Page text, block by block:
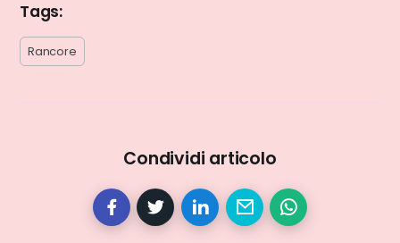
Tags:
Rancore
Condividi articolo